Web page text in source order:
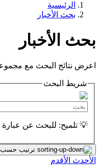
الرئيسية
بحث الأخبار
بحث الأخبار
اعرض نتائج البحث مع
شريط البحث
💡 تلميح: للبحث عن عبارة
ترتيب حسب
الأحدث الأقدم